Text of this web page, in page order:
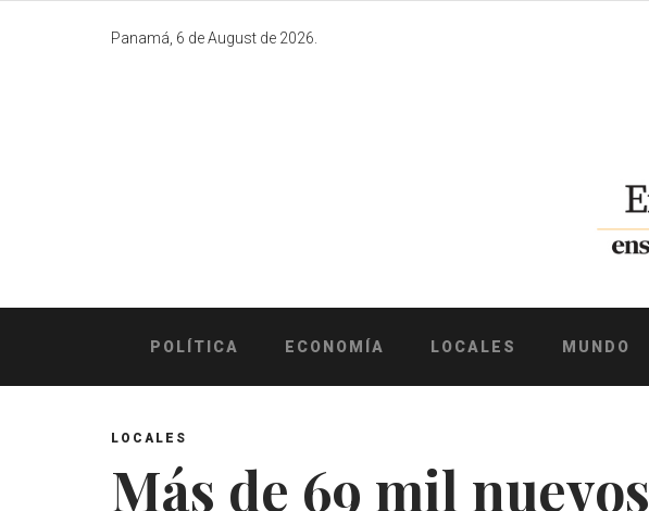
Panamá, 6 de August de 2026.
POLÍTICA ECONOMÍA LOCALES MUNDO
LOCALES
Más de 69 mil nuevos